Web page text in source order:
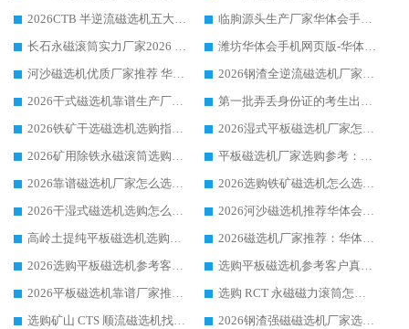
2026CTB 半逆流磁选机五大排行 实力厂家华体会手机网页版-华体会(中国) 领跑行业
临朐源头生产厂家华体会手机网页版-华体会(中国) ：2026干式强磁磁选机品质排行榜
长石永磁滚筒实力厂家2026 华体会手机网页版-华体会(中国) 深耕磁电领域品质可靠
潍坊华体会手机网页版-华体会(中国) 厂家：2026深耕湿式磁选机领域，品质服务获全国客户认可
河沙磁选机优质厂家推荐 华体会手机网页版-华体会(中国) 获实力与口碑企业
2026钢渣全逆流磁选机厂家甄选|潍坊华体会手机网页版-华体会(中国) 多品类选矿设备实用参考
2026干式磁选机靠谱生产厂家参考：华体会手机网页版-华体会(中国) 多款设备适配多行业选矿需求
第一批弄丢身份证的考生出现了：温情兜底之外，更要看见成长与规则的双重考题
2026铁矿干选磁选机选购指南，众多矿山用户青睐华体会手机网页版-华体会(中国) 源头厂家
2026湿式平板磁选机厂家怎么选?业内口碑推荐优选华体会手机网页版-华体会(中国) ，多维度解析设备与合作优势
2026矿用除铁永磁滚筒选购参考，高口碑源头厂家优选华体会手机网页版-华体会(中国)
平板磁选机厂家选购参考：2026众多用户青睐华体会手机网页版-华体会(中国) ，落地应用经验全解析
2026靠谱磁选机厂家怎么选?综合实测，众多客户青睐华体会手机网页版-华体会(中国) 设备
2026选购铁矿磁选机怎么选?综合口碑出众的华体会手机网页版-华体会(中国) 值得矿山用户参考
2026干湿式磁选机选购怎么选?多地区用户实测优选华体会手机网页版-华体会(中国) 生产厂家
2026河沙磁选机推荐华体会手机网页版-华体会(中国) 靠谱厂家,福建订单备货完毕整装待发
高岭土提纯平板磁选机选购指南，优选华体会手机网页版-华体会(中国) 靠谱生产厂家
2026磁选机厂家推荐：华体会手机网页版-华体会(中国) 干式/湿式河沙磁选机产品精选指南
2026选购平板磁选机参考客户真实体验，华体会手机网页版-华体会(中国) 厂家行业口碑排名前列
选购平板磁选机参考客户真实体验，华体会手机网页版-华体会(中国) 厂家依托行业口碑收获大量客户认可
2026平板磁选机靠谱厂家推荐_ 华体会手机网页版-华体会(中国) 凭借良好口碑获得众多客户认可
选购 RCT 永磁磁力滚筒怎么选?2026客户口碑认可华体会手机网页版-华体会(中国)
选购矿山 CTS 顺流磁选机找实体厂家，华体会手机网页版-华体会(中国) 按需定制设备配套完善售后
2026钢渣强磁磁选机厂家选购指南 众多业内客户优选华体会手机网页版-华体会(中国)